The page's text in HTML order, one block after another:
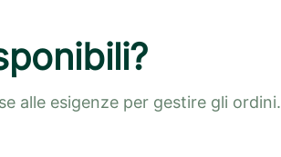
alle esigenze per gestire gli ordini.